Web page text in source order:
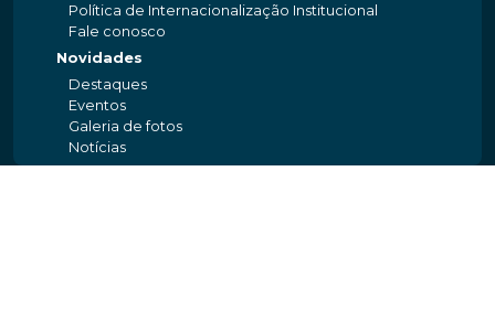
Política de Internacionalização Institucional
Fale conosco
Novidades
Destaques
Eventos
Galeria de fotos
Notícias